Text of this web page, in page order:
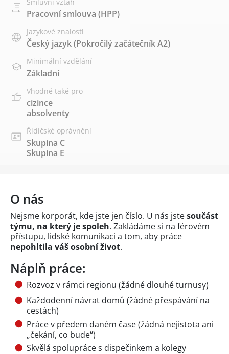
Pracovní smlouva (HPP)
Jazykové znalosti
Český jazyk(Pokročilý začátečník A2)
Minimální vzdělání
Základní
Vhodné také pro
cizince
absolventy
Řidičské oprávnění
Skupina C
Skupina E
O nás
Nejsme korporát, kde jste jen číslo. U nás jstesoučást
týmu, na který je spoleh. Zakládáme si na férovém
přístupu, lidské komunikaci a tom, aby práce
nepohltila váš osobní život.
Náplň práce:
Rozvoz v rámci regionu (žádné dlouhé turnusy)
Každodenní návrat domů (žádné přespávání na
cestách)
Práce v předem daném čase (žádná nejistota ani
„čekání, co bude“)
Skvělá spolupráce s dispečinkem a kolegy